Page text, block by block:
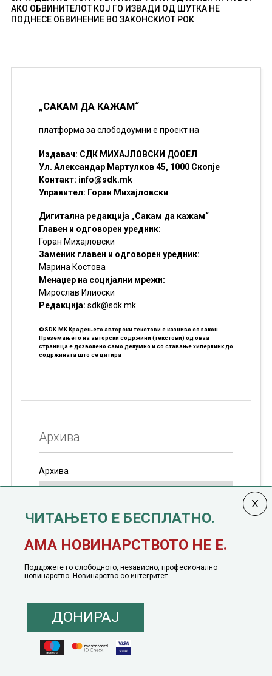
АКО ОБВИНИТЕЛОТ КОЈ ГО ИЗВАДИ ОД ШУТКА НЕ
ПОДНЕСЕ ОБВИНЕНИЕ ВО ЗАКОНСКИОТ РОК
„САКАМ ДА КАЖАМ“
платформа за слободоумни е проект на
Издавач: СДК МИХАЈЛОВСКИ ДООЕЛ
Ул. Александар Мартулков 45, 1000 Скопје
Контакт: info@sdk.mk
Управител: Горан Михајловски
Дигитална редакција „Сакам да кажам“
Главен и одговорен уредник:
Горан Михајловски
Заменик главен и одговорен уредник:
Марина Костова
Менаџер на социјални мрежи:
Мирослав Илиоски
Редакцијa: sdk@sdk.mk
©SDK.MK Крадењето авторски текстови е казниво со закон.
Преземањето на авторски содржини (текстови) од оваа
страница е дозволено само делумно и со ставање хиперлинк до
содржината што се цитира
Архива
Архива
јануари, 1991 година
© 2016 - 2026 Сакам Да Кажам. Сите права задржани |
Понуда за политичко рекламирање
Политика на инклузија
Кодекс на однесување
ЧИТАЊЕТО Е БЕСПЛАТНО.
АМА НОВИНАРСТВОТО НЕ Е.
Поддржете го слободното, независно, професионално
новинарство. Новинарство со интегритет.
ДОНИРАЈ